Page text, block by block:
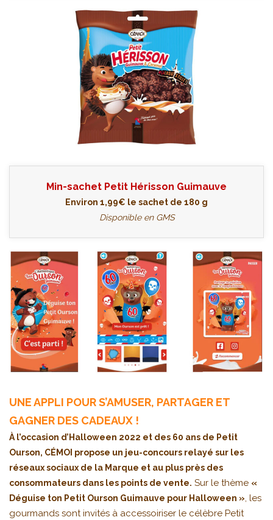
Min-sachet Petit Hérisson Guimauve
Environ 1,99€ le sachet de 180 g
Disponible en GMS
UNE APPLI POUR S’AMUSER, PARTAGER ET
GAGNER DES CADEAUX !
À l’occasion d’Halloween 2022 et des 60 ans de Petit
Ourson, CÉMOI propose un jeu-concours relayé sur les
réseaux sociaux de la Marque et au plus près des
consommateurs dans les points de vente. Sur le thème «
Déguise ton Petit Ourson Guimauve pour Halloween », les
gourmands sont invités à accessoiriser le célèbre Petit